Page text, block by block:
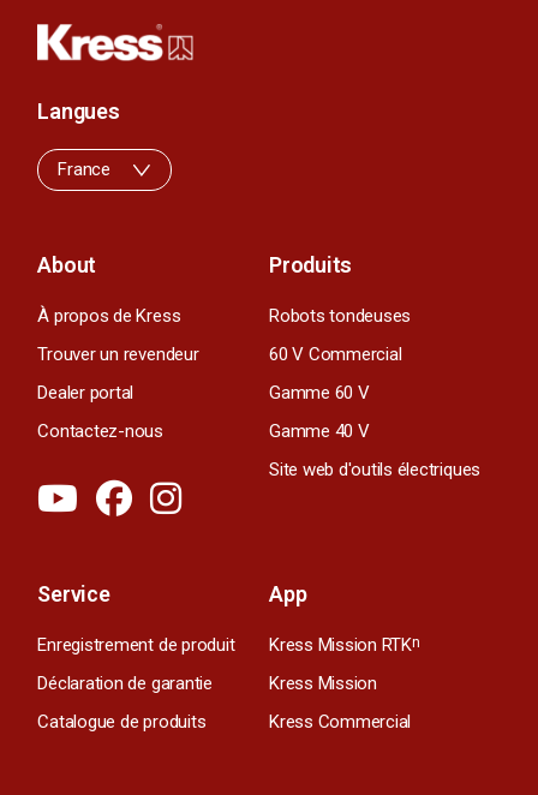
About
À propos de Kress
Trouver un revendeur
Dealer portal
Contactez-nous
Produits
Robots tondeuses
60 V Commercial
Gamme 60 V
Gamme 40 V
Site web d'outils électriques
Service
Enregistrement de produit
Déclaration de garantie
Catalogue de produits
App
Kress Mission RTKn
Kress Mission
Kress Commercial
Langues
France